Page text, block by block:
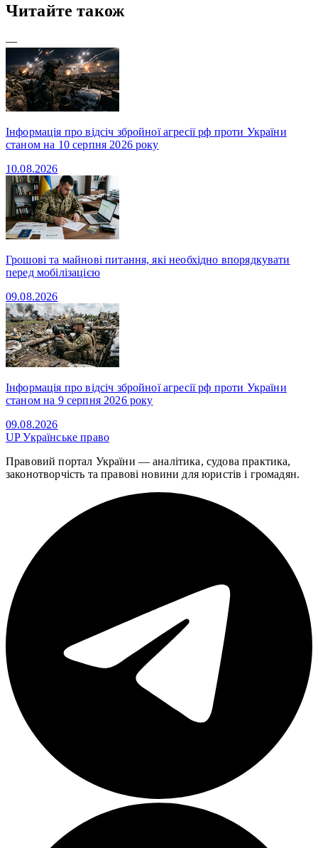
Читайте також
—
Інформація про відсіч збройної агресії рф проти України
станом на 10 серпня 2026 року
10.08.2026
Грошові та майнові питання, які необхідно впорядкувати
перед мобілізацією
09.08.2026
Інформація про відсіч збройної агресії рф проти України
станом на 9 серпня 2026 року
09.08.2026
UPУкраїнське право
Правовий портал України — аналітика, судова практика,
законотворчість та правові новини для юристів і громадян.